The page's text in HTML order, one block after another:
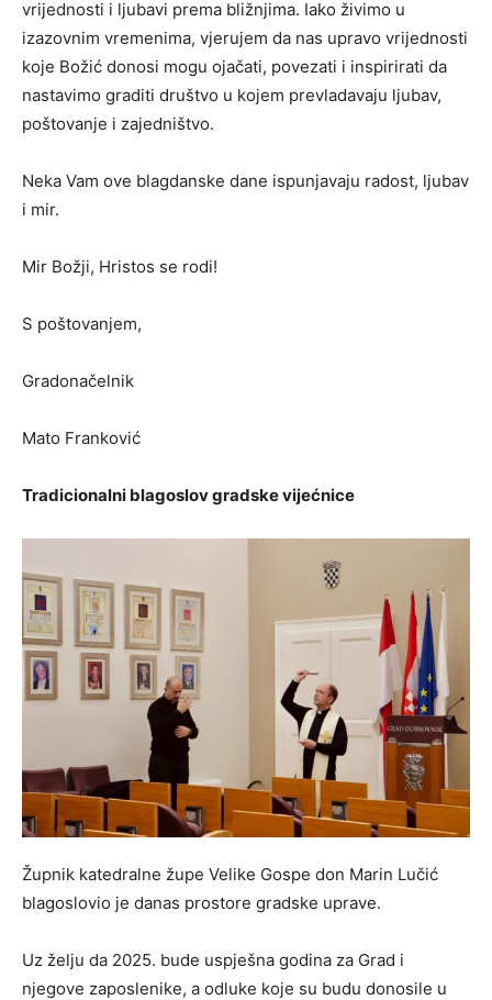
vrijednosti i ljubavi prema bližnjima. Iako živimo u
izazovnim vremenima, vjerujem da nas upravo vrijednosti
koje Božić donosi mogu ojačati, povezati i inspirirati da
nastavimo graditi društvo u kojem prevladavaju ljubav,
poštovanje i zajedništvo.
Neka Vam ove blagdanske dane ispunjavaju radost, ljubav
i mir.
Mir Božji, Hristos se rodi!
S poštovanjem,
Gradonačelnik
Mato Franković
Tradicionalni blagoslov gradske vijećnice
Župnik katedralne župe Velike Gospe don Marin Lučić
blagoslovio je danas prostore gradske uprave.
Uz želju da 2025. bude uspješna godina za Grad i
njegove zaposlenike, a odluke koje su budu donosile u